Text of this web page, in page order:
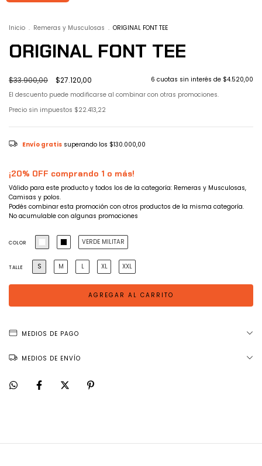
Inicio . Remeras y Musculosas . ORIGINAL FONT TEE
ORIGINAL FONT TEE
$33.900,00 $27.120,00 6 cuotas sin interés de $4.520,00
El descuento puede modificarse al combinar con otras promociones.
Precio sin impuestos $22.413,22
Envío gratis superando los $130.000,00
¡20% OFF comprando 1 o más!
Válido para este producto y todos los de la categoría: Remeras y Musculosas,
Camisas y polos.
Podés combinar esta promoción con otros productos de la misma categoría.
No acumulable con algunas promociones
COLOR VERDE MILITAR
TALLE S M L XL XXL
MEDIOS DE PAGO
MEDIOS DE ENVÍO